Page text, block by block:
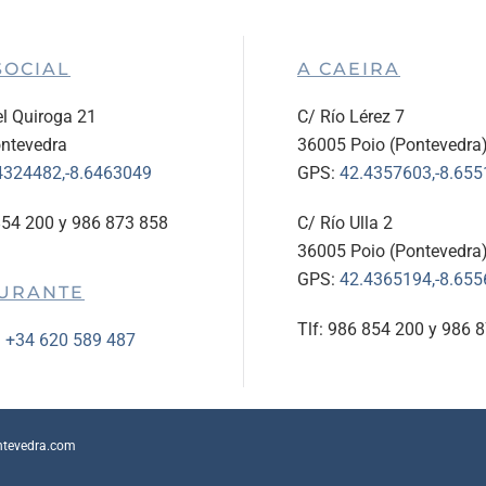
Quiroga 21
8.6463049
200 y 986 873 858
+34 620 589 487
A CAEIRA
C/ Río Lérez 7
36005 Poio
GPS: 42.4357603,-
C/ Río Ulla 2
36005 Poio
GPS: 42.4365194,-
Tlf: 986 854 200 y 986